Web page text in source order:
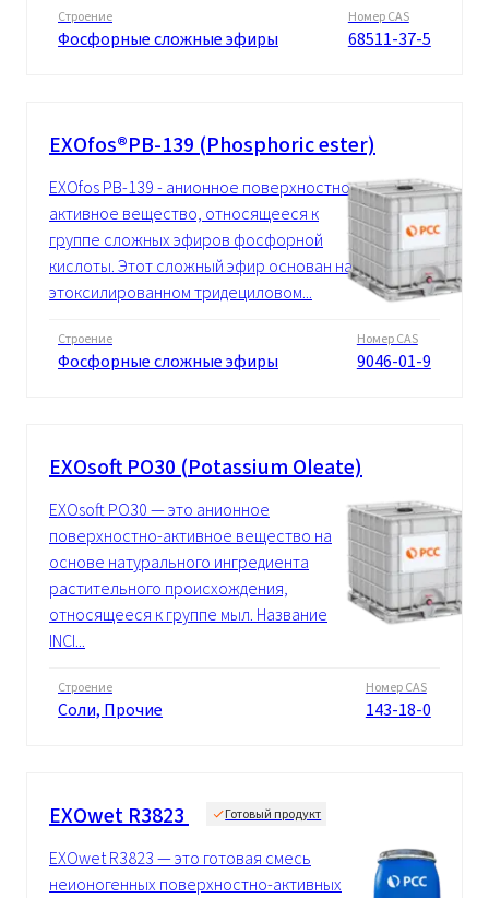
Строение
Фосфорные сложные эфиры
Номер CAS
68511-37-5
EXOfos®PB-139 (Phosphoric ester)
EXOfos PB-139 - анионное поверхностно-
активное вещество, относящееся к
группе сложных эфиров фосфорной
кислоты. Этот сложный эфир основан на
этоксилированном тридециловом...
Строение
Фосфорные сложные эфиры
Номер CAS
9046-01-9
EXOsoft PO30 (Potassium Oleate)
EXOsoft PO30 — это анионное
поверхностно-активное вещество на
основе натурального ингредиента
растительного происхождения,
относящееся к группе мыл. Название
INCI...
Строение
Cоли, Прочие
Номер CAS
143-18-0
EXOwet R3823 Готовый продукт
EXOwet R3823 — это готовая смесь
неионогенных поверхностно-активных